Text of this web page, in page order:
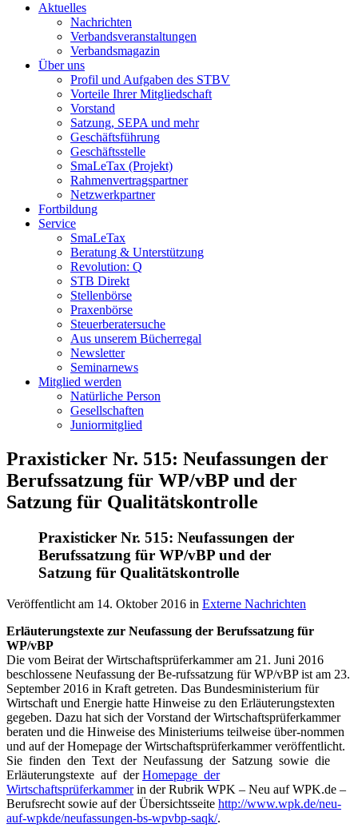
Aktuelles
Nachrichten
Verbandsveranstaltungen
Verbandsmagazin
Über uns
Profil und Aufgaben des STBV
Vorteile Ihrer Mitgliedschaft
Vorstand
Satzung, SEPA und mehr
Geschäftsführung
Geschäftsstelle
SmaLeTax (Projekt)
Rahmenvertragspartner
Netzwerkpartner
Fortbildung
Service
SmaLeTax
Beratung & Unterstützung
Revolution: Q
STB Direkt
Stellenbörse
Praxenbörse
Steuerberatersuche
Aus unserem Bücherregal
Newsletter
Seminarnews
Mitglied werden
Natürliche Person
Gesellschaften
Juniormitglied
Praxisticker Nr. 515: Neufassungen der
Berufssatzung für WP/vBP und der
Satzung für Qualitätskontrolle
Praxisticker Nr. 515: Neufassungen der
Berufssatzung für WP/vBP und der
Satzung für Qualitätskontrolle
Veröffentlicht am 14. Oktober 2016 in Externe Nachrichten
Erläuterungstexte zur Neufassung der Berufssatzung für
WP/vBP
Die vom Beirat der Wirtschaftsprüferkammer am 21. Juni 2016
beschlossene Neufassung der Be-rufssatzung für WP/vBP ist am 23.
September 2016 in Kraft getreten. Das Bundesministerium für
Wirtschaft und Energie hatte Hinweise zu den Erläuterungstexten
gegeben. Dazu hat sich der Vorstand der Wirtschaftsprüferkammer
beraten und die Hinweise des Ministeriums teilweise über-nommen
und auf der Homepage der Wirtschaftsprüferkammer veröffentlicht.
Sie finden den Text der Neufassung der Satzung sowie die
Erläuterungstexte auf derHomepage der
Wirtschaftsprüferkammerin der Rubrik WPK – Neu auf WPK.de –
Berufsrecht sowie auf der Übersichtsseite http://www.wpk.de/neu-
auf-wpkde/neufassungen-bs-wpvbp-saqk/.